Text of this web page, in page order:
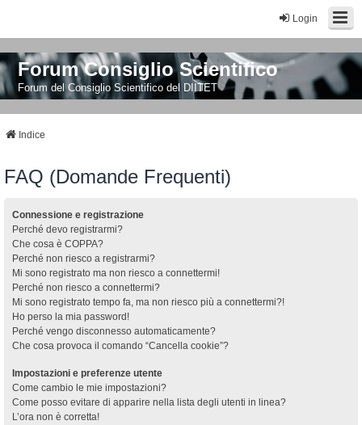
Login
Forum Consiglio Scientifico
Forum del Consiglio Scientifico del DIITET
Indice
FAQ (Domande Frequenti)
Connessione e registrazione
Perché devo registrarmi?
Che cosa è COPPA?
Perché non riesco a registrarmi?
Mi sono registrato ma non riesco a connettermi!
Perché non riesco a connettermi?
Mi sono registrato tempo fa, ma non riesco più a connettermi?!
Ho perso la mia password!
Perché vengo disconnesso automaticamente?
Che cosa provoca il comando “Cancella cookie”?
Impostazioni e preferenze utente
Come cambio le mie impostazioni?
Come posso evitare di apparire nella lista degli utenti in linea?
L’ora non è corretta!